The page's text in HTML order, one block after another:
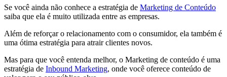
Se você ainda não conhece a estratégia de Marketing de Conteúdo
saiba que ela é muito utilizada entre as empresas.
Além de reforçar o relacionamento com o consumidor, ela também é
uma ótima estratégia para atrair clientes novos.
Mas para que você entenda melhor, o Marketing de conteúdo é uma
estratégia de Inbound Marketing, onde você oferece conteúdo de